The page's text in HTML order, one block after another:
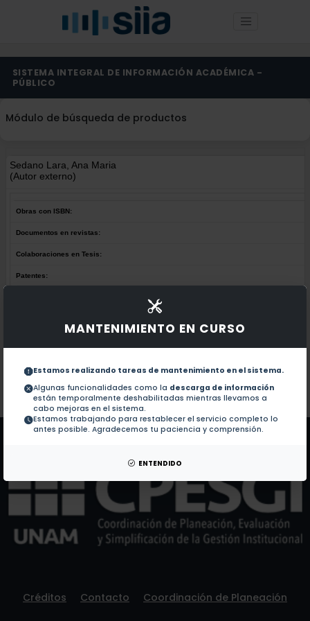
MANTENIMIENTO EN CURSO
Estamos realizando tareas de mantenimiento en el sistema.
Algunas funcionalidades como la descarga de información
están temporalmente deshabilitadas mientras llevamos a
cabo mejoras en el sistema.
Estamos trabajando para restablecer el servicio completo lo
antes posible. Agradecemos tu paciencia y comprensión.
ENTENDIDO
SISTEMA INTEGRAL DE INFORMACIÓN ACADÉMICA -
PÚBLICO
Módulo de búsqueda de productos
Sedano Lara, Ana Maria
(Autor externo)
Obras con ISBN:
Documentos en revistas:
Colaboraciones en Tesis:
Patentes:
Documentos en revistas: No hay revistas de este autor.
Patentes: No hay patentes de este autor.
Créditos Contacto Coordinación de Planeación